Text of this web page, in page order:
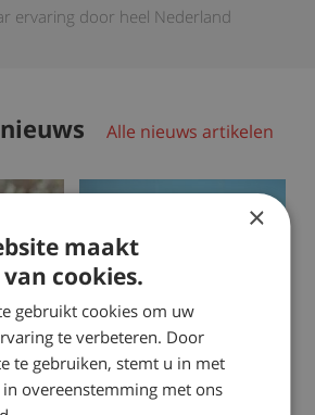
ervaring door heel Nederland
Alle nieuws artikelen
08-31
×
maakt
cookies.
gebruikt cookies om uw
te verbeteren. Door
te gebruiken, stemt u in met
overeenstemming met ons